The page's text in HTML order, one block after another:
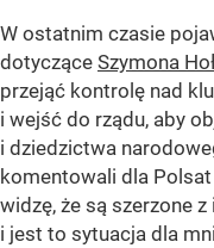
W ostatnim czasie
dotyczące Szymona
przejąć kontrolę nad
i wejść do rządu, aby
i dziedzictwa
komentowali dla
widzę, że są szerzone
i jest to sytuacja dla